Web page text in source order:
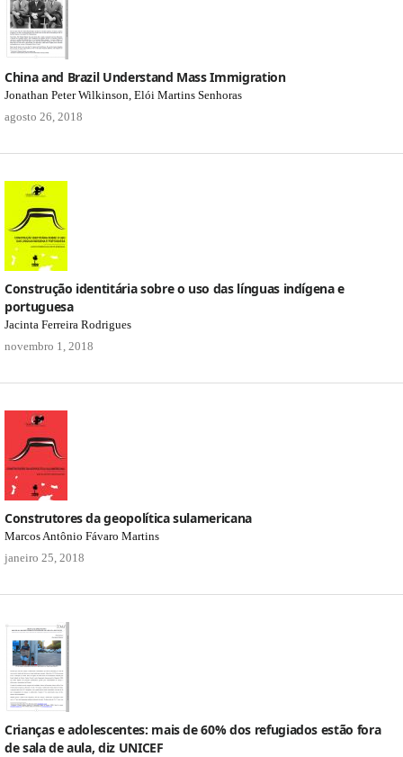
China and Brazil Understand Mass Immigration
Jonathan Peter Wilkinson, Elói Martins Senhoras
agosto 26, 2018
Construção identitária sobre o uso das línguas indígena e
portuguesa
Jacinta Ferreira Rodrigues
novembro 1, 2018
Construtores da geopolítica sulamericana
Marcos Antônio Fávaro Martins
janeiro 25, 2018
Crianças e adolescentes: mais de 60% dos refugiados estão fora
de sala de aula, diz UNICEF